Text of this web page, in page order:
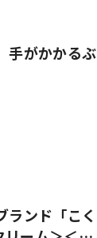
手がかかるぶ
ランド「こく